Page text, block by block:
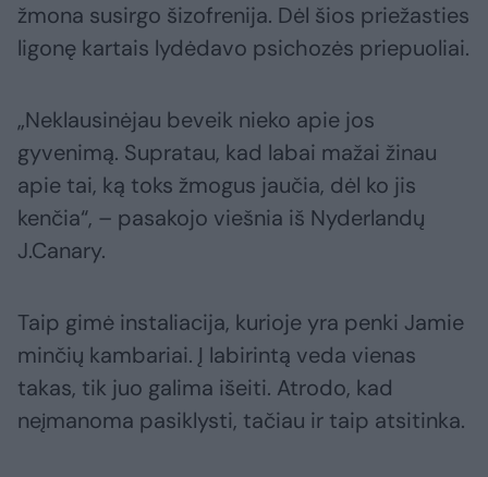
žmona susirgo šizofrenija. Dėl šios priežasties
ligonę kartais lydėdavo psichozės priepuoliai.
„Neklausinėjau beveik nieko apie jos
gyvenimą. Supratau, kad labai mažai žinau
apie tai, ką toks žmogus jaučia, dėl ko jis
kenčia“, – pasakojo viešnia iš Nyderlandų
J.Canary.
Taip gimė instaliacija, kurioje yra penki Jamie
minčių kambariai. Į labirintą veda vienas
takas, tik juo galima išeiti. Atrodo, kad
neįmanoma pasiklysti, tačiau ir taip atsitinka.